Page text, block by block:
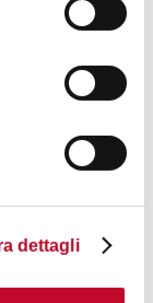
dettagli